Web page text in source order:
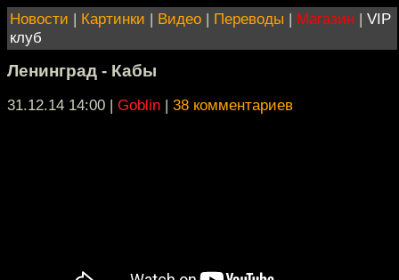
Новости | Картинки | Видео | Переводы | Магазин | VIP
клуб
Ленинград - Кабы
31.12.14 14:00 | Goblin | 38 комментариев